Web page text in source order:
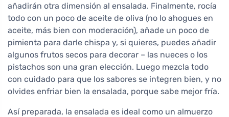
añadirán otra dimensión al ensalada. Finalmente, rocía
todo con un poco de aceite de oliva (no lo ahogues en
aceite, más bien con moderación), añade un poco de
pimienta para darle chispa y, si quieres, puedes añadir
algunos frutos secos para decorar – las nueces o los
pistachos son una gran elección. Luego mezcla todo
con cuidado para que los sabores se integren bien, y no
olvides enfriar bien la ensalada, porque sabe mejor fría.
Así preparada, la ensalada es ideal como un almuerzo